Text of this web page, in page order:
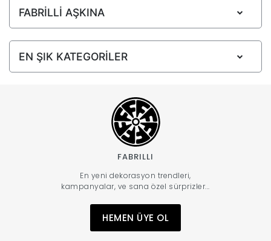
FABRİLLİ AŞKINA
EN ŞIK KATEGORİLER
FABRILLI
En yeni dekorasyon trendleri,
kampanyalar, ve sana özel sürprizler...
HEMEN ÜYE OL